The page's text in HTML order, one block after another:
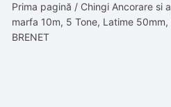
Prima pagină / Chingi Ancorare si
marfa 10m, 5 Tone, Latime
BRENET